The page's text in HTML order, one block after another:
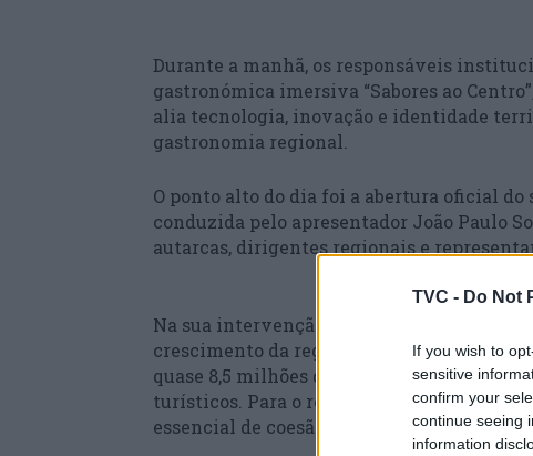
TVC - Do Not
If you wish to
sensitive
confirm your
continue seeing
information
Durante a manhã, os responsáveis
gastronómica imersiva “Sabores ao
alia tecnologia, inovação e identidade
gastronomia regional.
O ponto alto do dia foi a abertura oficial
conduzida pelo apresentador João Paulo
autarcas, dirigentes regionais e
Na sua intervenção, o presidente da
crescimento da região, sublinhando que
quase 8,5 milhões de dormidas e 552
turísticos. Para o responsável, estes
essencial de coesão territorial.